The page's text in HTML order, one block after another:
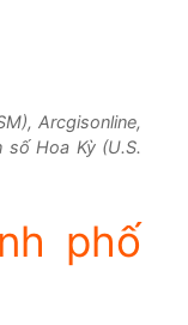
Arcgisonline,
số Hoa Kỳ (U.S.
phố